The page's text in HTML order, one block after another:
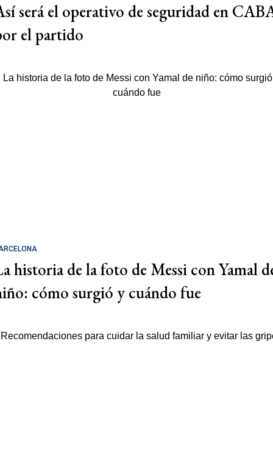
será el operativo de seguridad en
el partido
historia de la foto de Messi con Yamal
cómo surgió y cuándo fue